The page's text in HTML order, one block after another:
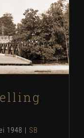
1948
1948 | SB